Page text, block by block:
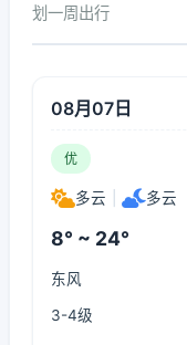
划一周出行
08月07日
优
多云 多云
8° ~ 24°
东风
3-4级